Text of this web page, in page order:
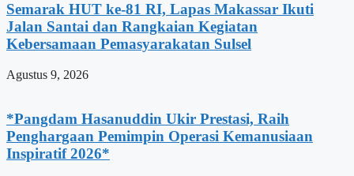
Semarak HUT ke-81 RI, Lapas Makassar Ikuti
Jalan Santai dan Rangkaian Kegiatan
Kebersamaan Pemasyarakatan Sulsel
Agustus 9, 2026
*Pangdam Hasanuddin Ukir Prestasi, Raih
Penghargaan Pemimpin Operasi Kemanusiaan
Inspiratif 2026*